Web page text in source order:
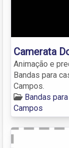
Camerata
Animação e
Bandas para
Campos.
Bandas
Campos